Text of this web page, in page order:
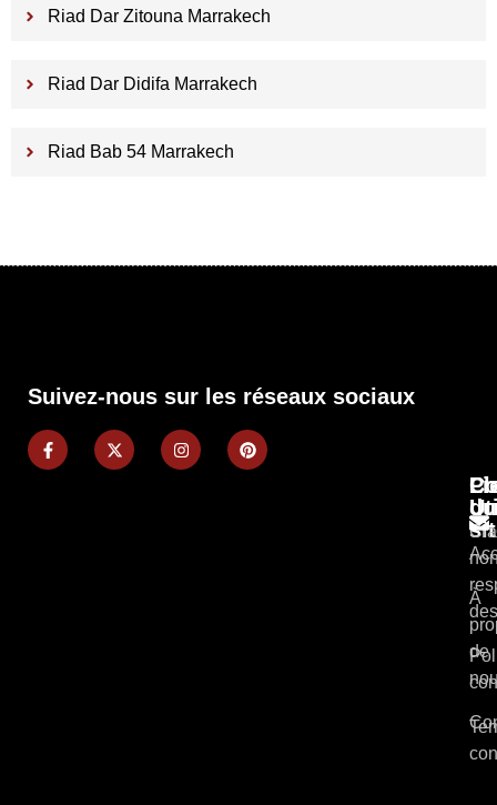
Riad Dar Zitouna Marrakech
Riad Dar Didifa Marrakech
Riad Bab 54 Marrakech
Suivez-nous sur les réseaux sociaux
du
À
de